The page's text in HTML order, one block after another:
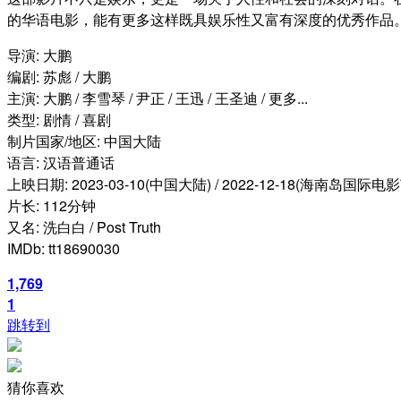
的华语电影，能有更多这样既具娱乐性又富有深度的优秀作品
导演: 大鹏
编剧: 苏彪 / 大鹏
主演: 大鹏 / 李雪琴 / 尹正 / 王迅 / 王圣迪 / 更多...
类型: 剧情 / 喜剧
制片国家/地区: 中国大陆
语言: 汉语普通话
上映日期: 2023-03-10(中国大陆) / 2022-12-18(海南岛国际电
片长: 112分钟
又名: 洗白白 / Post Truth
IMDb: tt18690030
1,769
1
跳转到
猜你喜欢